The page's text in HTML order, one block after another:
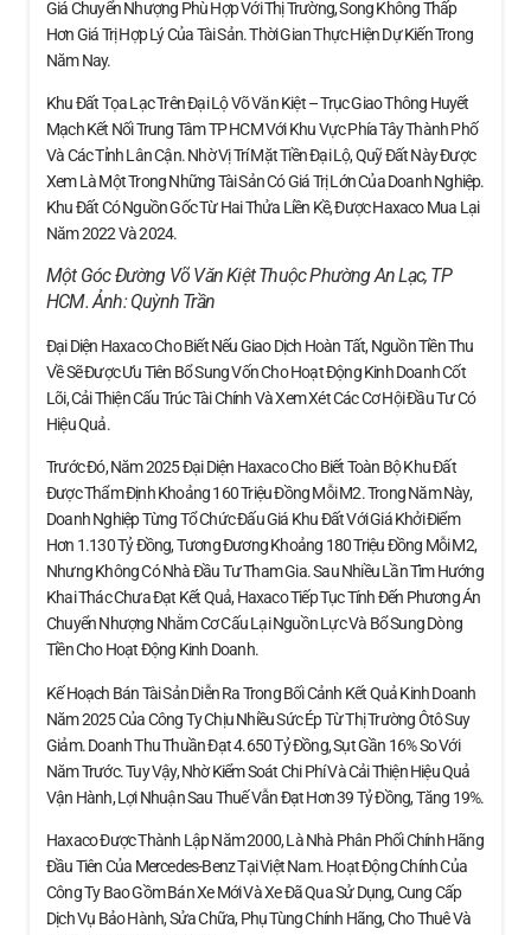
Giá Chuyển Nhượng Phù Hợp Với Thị Trường, Song Không Thấp
Hơn Giá Trị Hợp Lý Của Tài Sản. Thời Gian Thực Hiện Dự Kiến Trong
Năm Nay.
Khu Đất Tọa Lạc Trên Đại Lộ Võ Văn Kiệt – Trục Giao Thông Huyết
Mạch Kết Nối Trung Tâm TP HCM Với Khu Vực Phía Tây Thành Phố
Và Các Tỉnh Lân Cận. Nhờ Vị Trí Mặt Tiền Đại Lộ, Quỹ Đất Này Được
Xem Là Một Trong Những Tài Sản Có Giá Trị Lớn Của Doanh Nghiệp.
Khu Đất Có Nguồn Gốc Từ Hai Thửa Liền Kề, Được Haxaco Mua Lại
Năm 2022 Và 2024.
Một Góc Đường Võ Văn Kiệt Thuộc Phường An Lạc, TP
HCM. Ảnh:Quỳnh Trần
Đại Diện Haxaco Cho Biết Nếu Giao Dịch Hoàn Tất, Nguồn Tiền Thu
Về Sẽ Được Ưu Tiên Bổ Sung Vốn Cho Hoạt Động Kinh Doanh Cốt
Lõi, Cải Thiện Cấu Trúc Tài Chính Và Xem Xét Các Cơ Hội Đầu Tư Có
Hiệu Quả.
Trước Đó, Năm 2025 Đại Diện Haxaco Cho Biết Toàn Bộ Khu Đất
Được Thẩm Định Khoảng 160 Triệu Đồng Mỗi M2. Trong Năm Này,
Doanh Nghiệp Từng Tổ Chức Đấu Giá Khu Đất Với Giá Khởi Điểm
Hơn 1.130 Tỷ Đồng, Tương Đương Khoảng 180 Triệu Đồng Mỗi M2,
Nhưng Không Có Nhà Đầu Tư Tham Gia. Sau Nhiều Lần Tìm Hướng
Khai Thác Chưa Đạt Kết Quả, Haxaco Tiếp Tục Tính Đến Phương Án
Chuyển Nhượng Nhằm Cơ Cấu Lại Nguồn Lực Và Bổ Sung Dòng
Tiền Cho Hoạt Động Kinh Doanh.
Kế Hoạch Bán Tài Sản Diễn Ra Trong Bối Cảnh Kết Quả Kinh Doanh
Năm 2025 Của Công Ty Chịu Nhiều Sức Ép Từ Thị Trường Ôtô Suy
Giảm. Doanh Thu Thuần Đạt 4.650 Tỷ Đồng, Sụt Gần 16% So Với
Năm Trước. Tuy Vậy, Nhờ Kiểm Soát Chi Phí Và Cải Thiện Hiệu Quả
Vận Hành, Lợi Nhuận Sau Thuế Vẫn Đạt Hơn 39 Tỷ Đồng, Tăng 19%.
Haxaco Được Thành Lập Năm 2000, Là Nhà Phân Phối Chính Hãng
Đầu Tiên Của Mercedes-Benz Tại Việt Nam. Hoạt Động Chính Của
Công Ty Bao Gồm Bán Xe Mới Và Xe Đã Qua Sử Dụng, Cung Cấp
Dịch Vụ Bảo Hành, Sửa Chữa, Phụ Tùng Chính Hãng, Cho Thuê Và